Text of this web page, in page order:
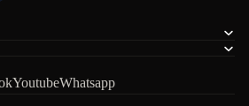
YoutubeWhatsapp